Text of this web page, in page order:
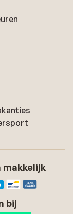
makkelijk
bij